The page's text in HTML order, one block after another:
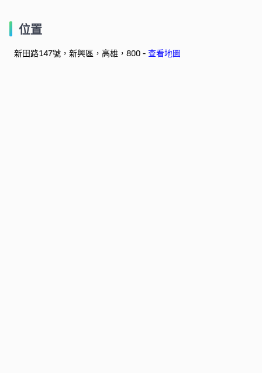
位置
新田路147號，新興區，高雄，800 - 查看地圖